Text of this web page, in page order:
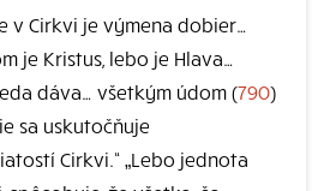
v Cirkvi je výmena dobier…
je Kristus, lebo je Hlava…
dáva… všetkým údom (790)
sa uskutočňuje
Cirkvi.“ „Lebo jednota